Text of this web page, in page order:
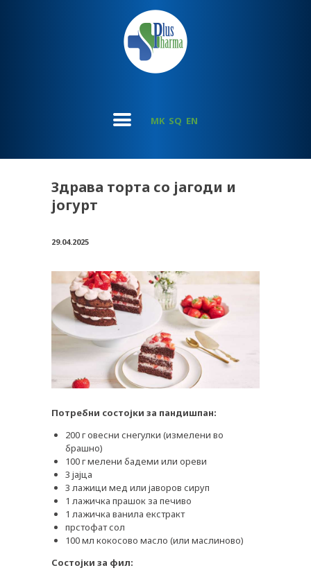
MK SQ EN
Здрава торта со јагоди и
јогурт
29.04.2025
Потребни состојки за пандишпан:
200 г овесни снегулки (измелени во
брашно)
100 г мелени бадеми или ореви
3 јајца
3 лажици мед или јаворов сируп
1 лажичка прашок за печиво
1 лажичка ванила екстракт
прстофат сол
100 мл кокосово масло (или маслиново)
Состојки за фил: